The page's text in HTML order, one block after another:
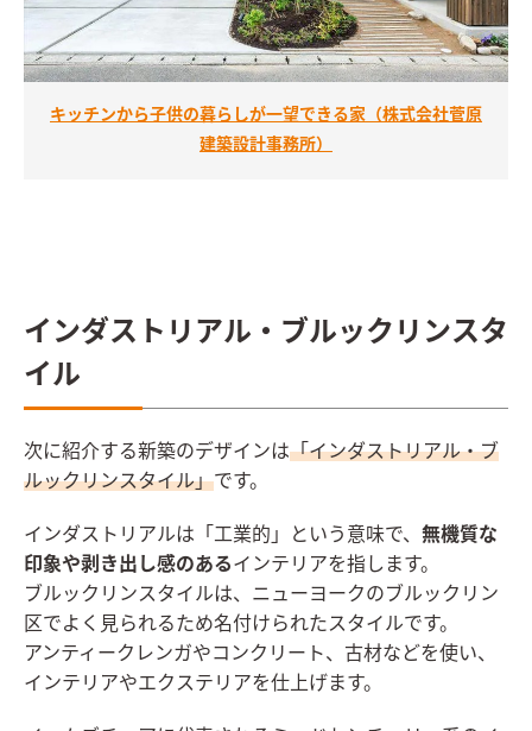
キッチンから子供の暮らしが一望できる家（株式会社菅原
建築設計事務所）
インダストリアル・ブルックリンスタ
イル
次に紹介する新築のデザインは「インダストリアル・ブ
ルックリンスタイル」です。
インダストリアルは「工業的」という意味で、 無機質な
印象や剥き出し感のあるインテリアを指します。
ブルックリンスタイルは、ニューヨークのブルックリン
区でよく見られるため名付けられたスタイルです。
アンティークレンガやコンクリート、古材などを使い、
インテリアやエクステリアを仕上げます。